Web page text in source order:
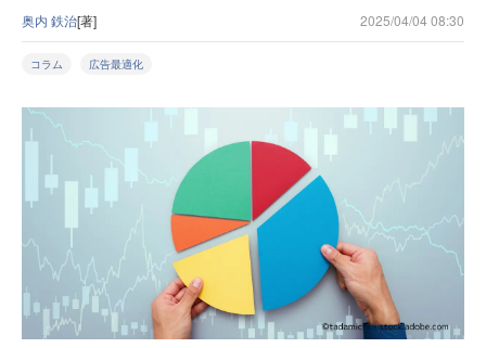
奥内 鉄治[著] 2025/04/04 08:30
コラム 広告最適化